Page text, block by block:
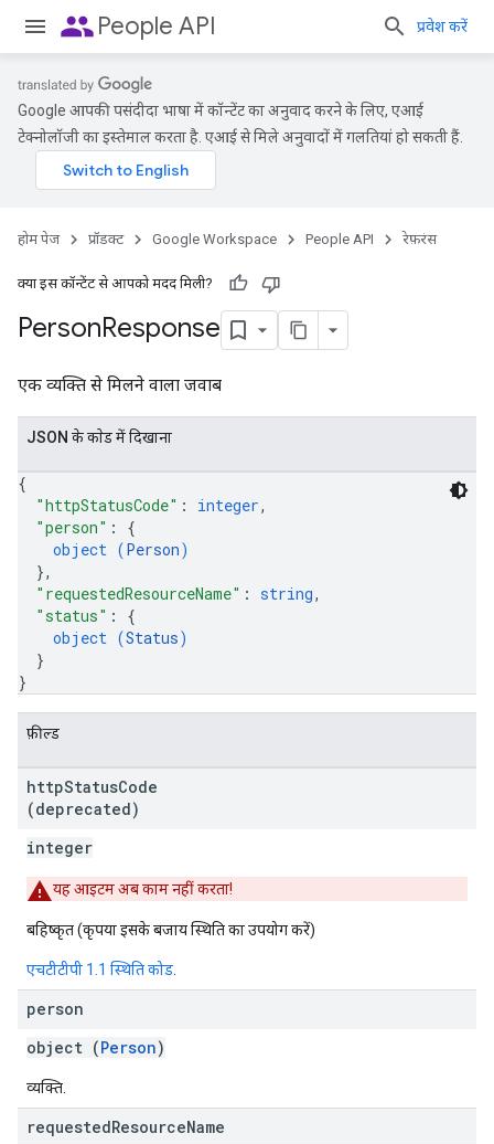
peoplePeople API प्रवेश करें
Google आपकी पसंदीदा भाषा में कॉन्टेंट का अनुवाद करने के लिए, एआई
टेक्नोलॉजी का इस्तेमाल करता है. एआई से मिले अनुवादों में गलतियां हो सकती हैं.
होम पेज प्रॉडक्ट Google Workspace People API रेफ़रंस
क्या इस कॉन्टेंट से आपको मदद मिली?
PersonResponse
एक व्यक्ति से मिलने वाला जवाब
JSON के काेड में दिखाना
{
"httpStatusCode" : integer,
"person" : {
object (Person)
},
"requestedResourceName" : string,
"status" : {
object (Status)
}
}
फ़ील्ड
httpStatusCode
(deprecated)
integer
यह आइटम अब काम नहीं करता!
बहिष्कृत(कृपया इसके बजाय स्थिति का उपयोग करें)
एचटीटीपी 1.1 स्थिति कोड
person
object (Person)
व्यक्ति.
requestedResourceName